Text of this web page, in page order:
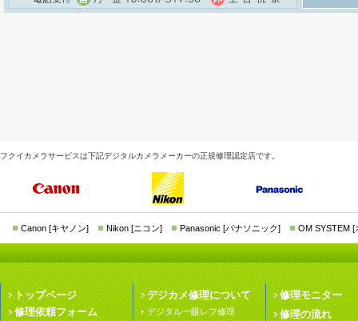
フクイカメラサービスは下記デジタルカメラメーカーの正規修理認定店です。
Canon [キヤノン] Nikon [ニコン] Panasonic [パナソニック] OM SYSTEM [
トップページ
修理依頼フォーム
デジカメ修理について
デジタル一眼レフ修理
修理モニター
修理の流れ